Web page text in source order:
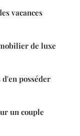
vacances
de luxe
d'en posséder
un couple